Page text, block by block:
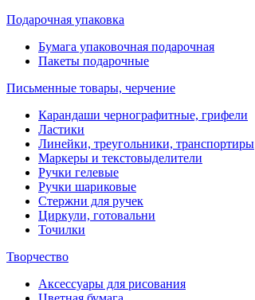
Подарочная упаковка
Бумага упаковочная подарочная
Пакеты подарочные
Письменные товары, черчение
Карандаши чернографитные, грифели
Ластики
Линейки, треугольники, транспортиры
Маркеры и текстовыделители
Ручки гелевые
Ручки шариковые
Стержни для ручек
Циркули, готовальни
Точилки
Творчество
Аксессуары для рисования